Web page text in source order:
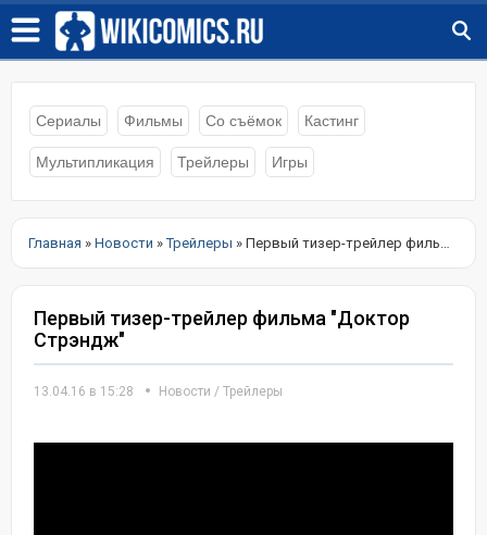
Сериалы Фильмы Со съёмок Кастинг
Мультипликация Трейлеры Игры
Главная » Новости »Трейлеры » Первый тизер-трейлер фильма "Доктор Стрэндж"
Первый тизер-трейлер фильма "Доктор
Стрэндж"
13.04.16 в 15:28 Новости / Трейлеры